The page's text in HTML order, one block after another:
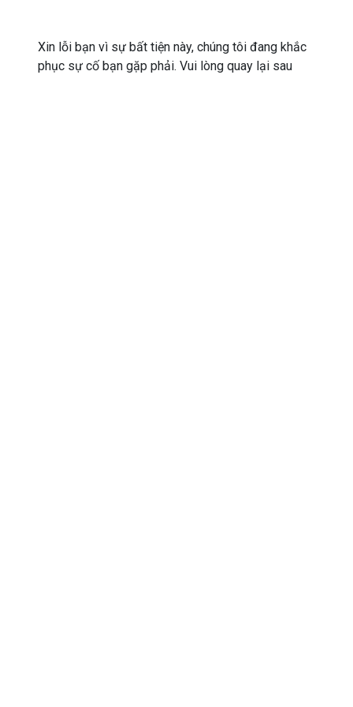
Xin lỗi bạn vì sự bất tiện này, chúng tôi đang khắc
phục sự cố bạn gặp phải. Vui lòng quay lại sau